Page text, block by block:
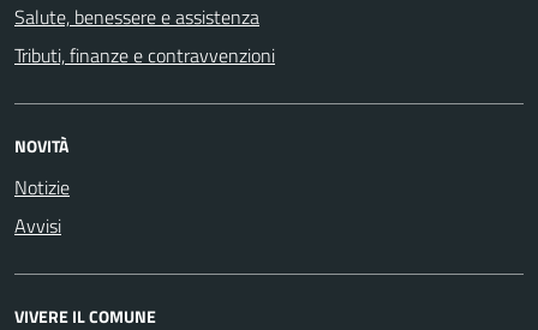
Salute, benessere e assistenza
Tributi, finanze e contravvenzioni
NOVITÀ
Notizie
Avvisi
VIVERE IL COMUNE